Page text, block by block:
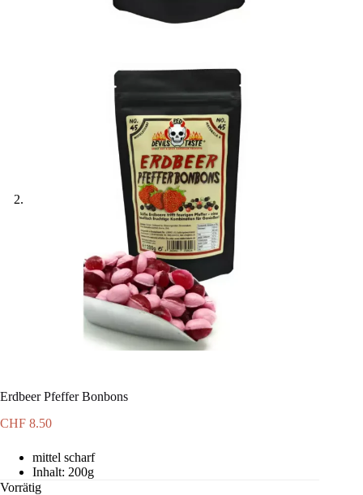
Erdbeer Pfeffer Bonbons
CHF 8.50
mittel scharf
Inhalt: 200g
Vorrätig